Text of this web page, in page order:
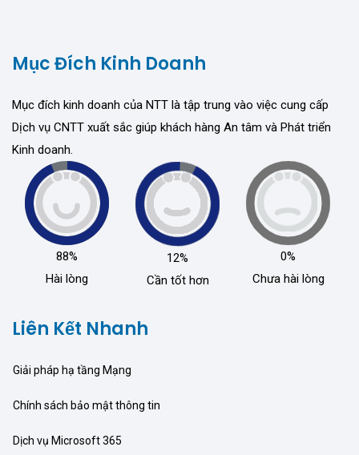
Mục Đích Kinh Doanh
Mục đích kinh doanh của NTT là tập trung vào việc cung cấp
Dịch vụ CNTT xuất sắc giúp khách hàng An tâm và Phát triển
Kinh doanh.
88%
Hài lòng
12%
Cần tốt hơn
0%
Chưa hài lòng
Liên Kết Nhanh
Giải pháp hạ tầng Mạng
Chính sách bảo mật thông tin
Dịch vụ Microsoft 365